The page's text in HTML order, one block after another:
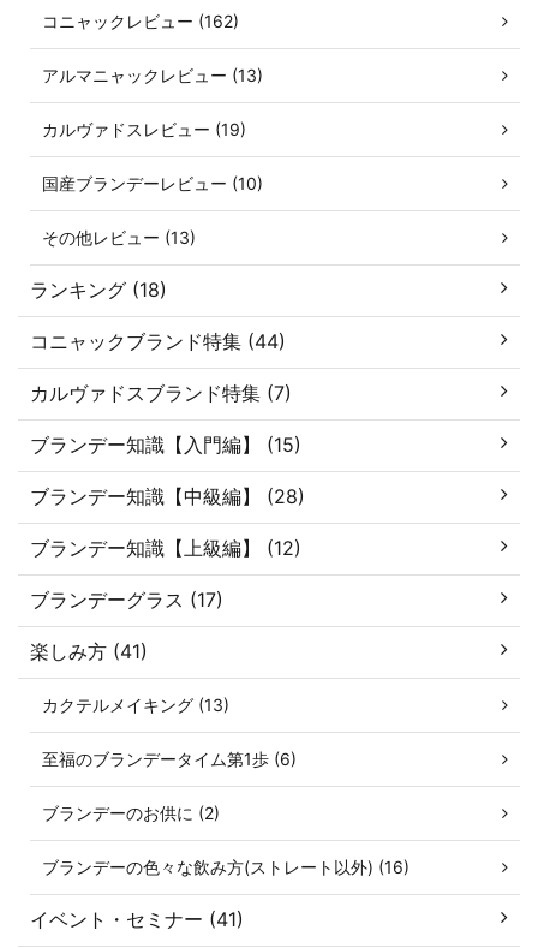
コニャックレビュー (162)
アルマニャックレビュー (13)
カルヴァドスレビュー (19)
国産ブランデーレビュー (10)
その他レビュー (13)
ランキング (18)
コニャックブランド特集 (44)
カルヴァドスブランド特集 (7)
ブランデー知識【入門編】 (15)
ブランデー知識【中級編】 (28)
ブランデー知識【上級編】 (12)
ブランデーグラス (17)
楽しみ方 (41)
カクテルメイキング (13)
至福のブランデータイム第1歩 (6)
ブランデーのお供に (2)
ブランデーの色々な飲み方(ストレート以外) (16)
イベント・セミナー (41)